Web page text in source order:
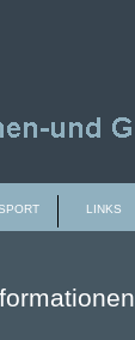
LINKS